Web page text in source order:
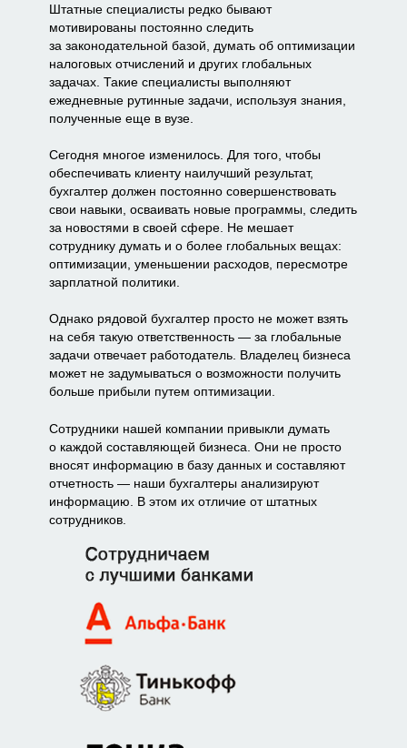
Штатные специалисты редко бывают
мотивированы постоянно следить
за законодательной базой, думать об оптимизации
налоговых отчислений и других глобальных
задачах. Такие специалисты выполняют
ежедневные рутинные задачи, используя знания,
полученные еще в вузе.
Сегодня многое изменилось. Для того, чтобы
обеспечивать клиенту наилучший результат,
бухгалтер должен постоянно совершенствовать
свои навыки, осваивать новые программы, следить
за новостями в своей сфере. Не мешает
сотруднику думать и о более глобальных вещах:
оптимизации, уменьшении расходов, пересмотре
зарплатной политики.
Однако рядовой бухгалтер просто не может взять
на себя такую ответственность — за глобальные
задачи отвечает работодатель. Владелец бизнеса
может не задумываться о возможности получить
больше прибыли путем оптимизации.
Сотрудники нашей компании привыкли думать
о каждой составляющей бизнеса. Они не просто
вносят информацию в базу данных и составляют
отчетность — наши бухгалтеры анализируют
информацию. В этом их отличие от штатных
сотрудников.